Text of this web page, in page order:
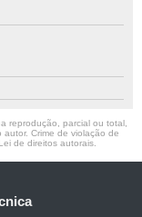
reprodução, parcial ou total,
Crime de violação de
de direitos autorais